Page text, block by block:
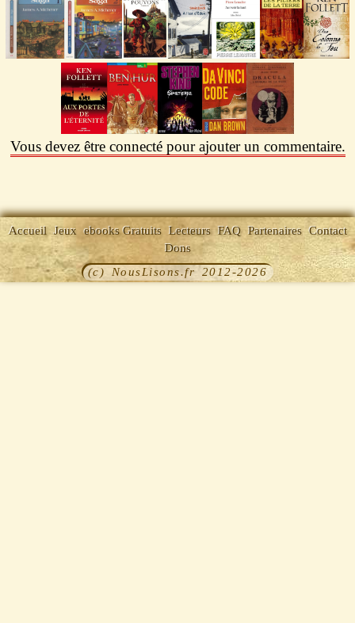
Vous devez être connecté pour ajouter un commentaire.
Accueil Jeux ebooks Gratuits Lecteurs FAQ Partenaires Contact
Dons
(c) NousLisons.fr 2012-2026